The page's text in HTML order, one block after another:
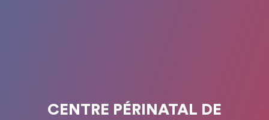
CENTRE PÉRINATAL DE